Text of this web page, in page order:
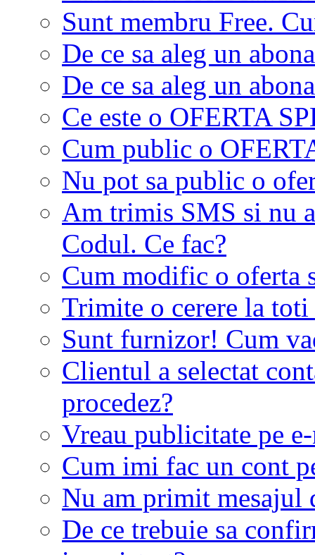
Sunt membru Free.
De ce sa aleg un
De ce sa aleg un
Ce este o OFERTA
Cum public o
Nu pot sa public o
Am trimis SMS si nu
Codul. Ce fac?
Cum modific o oferta
Trimite o cerere la
Sunt furnizor! Cum
Clientul a selectat
procedez?
Vreau publicitate pe
Cum imi fac un cont
Nu am primit mesajul
De ce trebuie sa